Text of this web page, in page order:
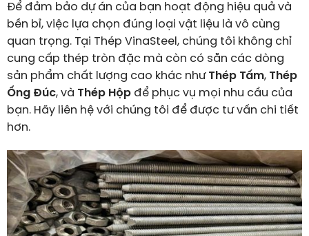
Để đảm bảo dự án của bạn hoạt động hiệu quả và
bền bỉ, việc lựa chọn đúng loại vật liệu là vô cùng
quan trọng. Tại Thép VinaSteel, chúng tôi không chỉ
cung cấp thép tròn đặc mà còn có sẵn các dòng
sản phẩm chất lượng cao khác như Thép Tấm, Thép
Ống Đúc, và Thép Hộpđể phục vụ mọi nhu cầu của
bạn. Hãy liên hệ với chúng tôi để được tư vấn chi tiết
hơn.